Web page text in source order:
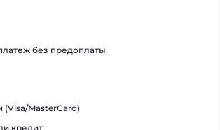
без предоплаты
(Visa/MasterCard)
кредит